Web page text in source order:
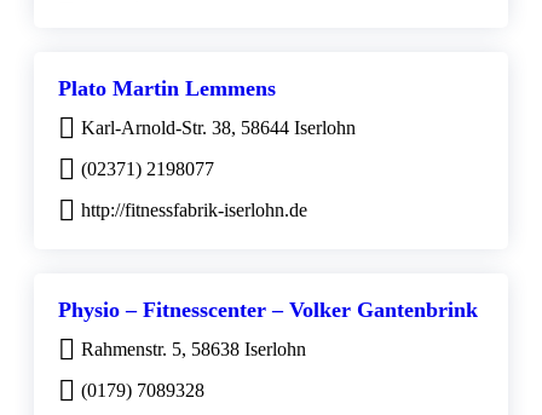
Plato Martin Lemmens
Karl-Arnold-Str. 38, 58644 Iserlohn
(02371) 2198077
http://fitnessfabrik-iserlohn.de
Physio – Fitnesscenter – Volker Gantenbrink
Rahmenstr. 5, 58638 Iserlohn
(0179) 7089328